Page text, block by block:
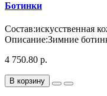
Ботинки
Состав:искусственная
Описание:Зимние
4 750.80 р.
В корзину